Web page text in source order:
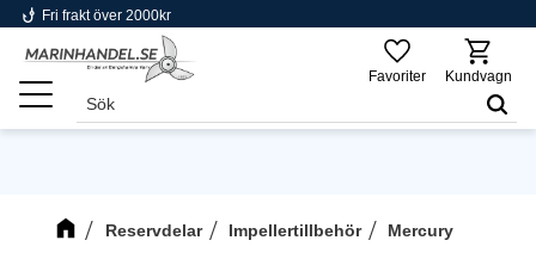
Meny
phishing Fri frakt över 2000kr
Favoriter Kundvagn
Reservdelar Impellertillbehör Mercury